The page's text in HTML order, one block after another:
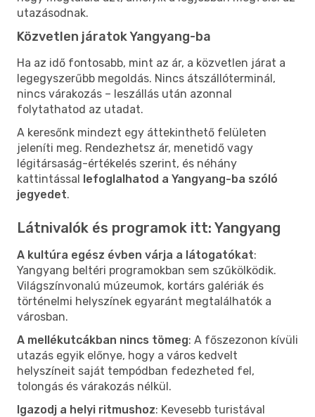
utazásodnak.
Közvetlen járatok Yangyang-ba
Ha az idő fontosabb, mint az ár, a közvetlen járat a
legegyszerűbb megoldás. Nincs átszállóterminál,
nincs várakozás – leszállás után azonnal
folytathatod az utadat.
A keresőnk mindezt egy áttekinthető felületen
jeleníti meg. Rendezhetsz ár, menetidő vagy
légitársaság-értékelés szerint, és néhány
kattintással lefoglalhatod a Yangyang-ba szóló
jegyedet.
Látnivalók és programok itt: Yangyang
A kultúra egész évben várja a látogatókat:
Yangyang beltéri programokban sem szűkölködik.
Világszínvonalú múzeumok, kortárs galériák és
történelmi helyszínek egyaránt megtalálhatók a
városban.
A mellékutcákban nincs tömeg: A főszezonon kívüli
utazás egyik előnye, hogy a város kedvelt
helyszíneit saját tempódban fedezheted fel,
tolongás és várakozás nélkül.
Igazodj a helyi ritmushoz: Kevesebb turistával